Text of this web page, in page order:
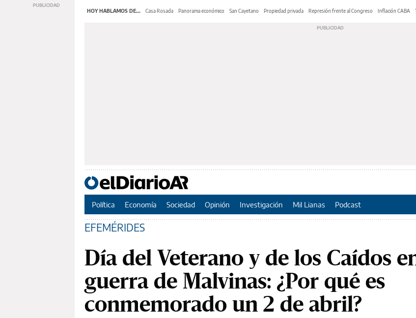
HOY HABLAMOS DE... Casa Rosada Panorama económico San Cayetano Propiedad privada Represión frente al Congreso Inflación CABA
Política Economía Sociedad Opinión Investigación Mil Lianas Podcast
EFEMÉRIDES
Día del Veterano y de los Caídos
guerra de Malvinas: ¿Por qué es
conmemorado un 2 de abril?